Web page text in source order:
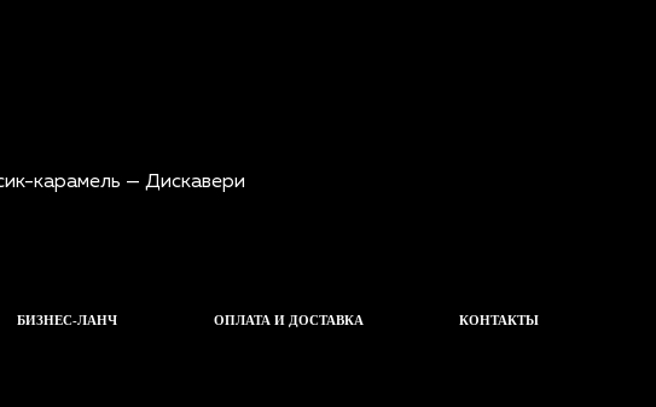
БИЗНЕС-ЛАНЧ ОПЛАТА И ДОСТАВКА КОНТАКТЫ